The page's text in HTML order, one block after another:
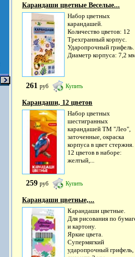
Карандаши цветные Веселые...
Набор цветных
карандашей.
Количество цветов: 12
Трехгранный корпус.
Ударопрочный грифель.
Диаметр корпуса: 7,2
261 руб Купить
Карандаши, 12 цветов
Набор цветных
шестигранных
карандашей ТМ "Лео",
заточенные, окраска
корпуса в цвет стержня.
12 цветов в наборе:
желтый,...
259 руб Купить
Карандаши цветные,...
Карандаши цветные.
Для рисования по
и картону.
Яркие цвета.
Супермягкий
ударопрочный грифель,